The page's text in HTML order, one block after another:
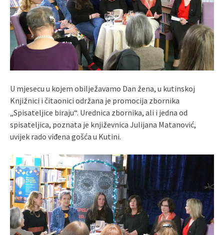
U mjesecu u kojem obilježavamo Dan žena, u kutinskoj
Knjižnici i čitaonici održana je promocija zbornika
„Spisateljice biraju“. Urednica zbornika, ali i jedna od
spisateljica, poznata je književnica Julijana Matanović,
uvijek rado viđena gošća u Kutini.